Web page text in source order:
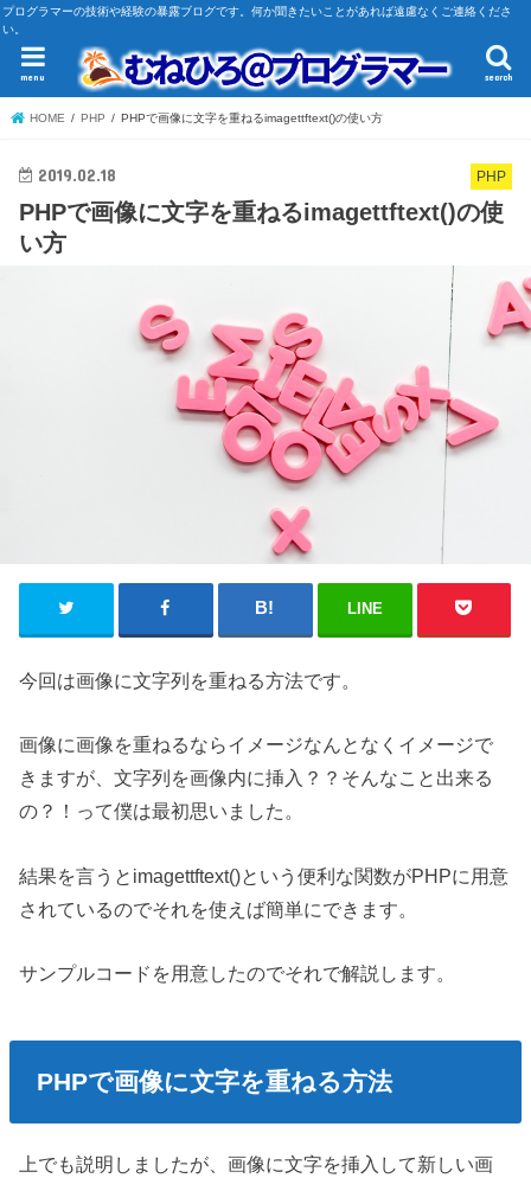
プログラマーの技術や経験の暴露ブログです。何か聞きたいことがあれば遠慮なくご連絡くださ
い。
search
menu
HOME PHP PHPで画像に文字を重ねるimagettftext()の使い方
PHP
2019.02.18
PHPで画像に文字を重ねるimagettftext()の使
い方
LINE
今回は画像に文字列を重ねる方法です。
画像に画像を重ねるならイメージなんとなくイメージで
きますが、文字列を画像内に挿入？？そんなこと出来る
の？！って僕は最初思いました。
結果を言うとimagettftext()という便利な関数がPHPに用意
されているのでそれを使えば簡単にできます。
サンプルコードを用意したのでそれで解説します。
PHPで画像に文字を重ねる方法
上でも説明しましたが、画像に文字を挿入して新しい画